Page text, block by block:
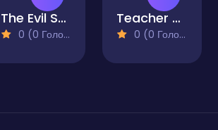
The Evil Stickman
0 (0 Голосів)
Teacher Puzzle Stickman Games
0 (0 Голосів)